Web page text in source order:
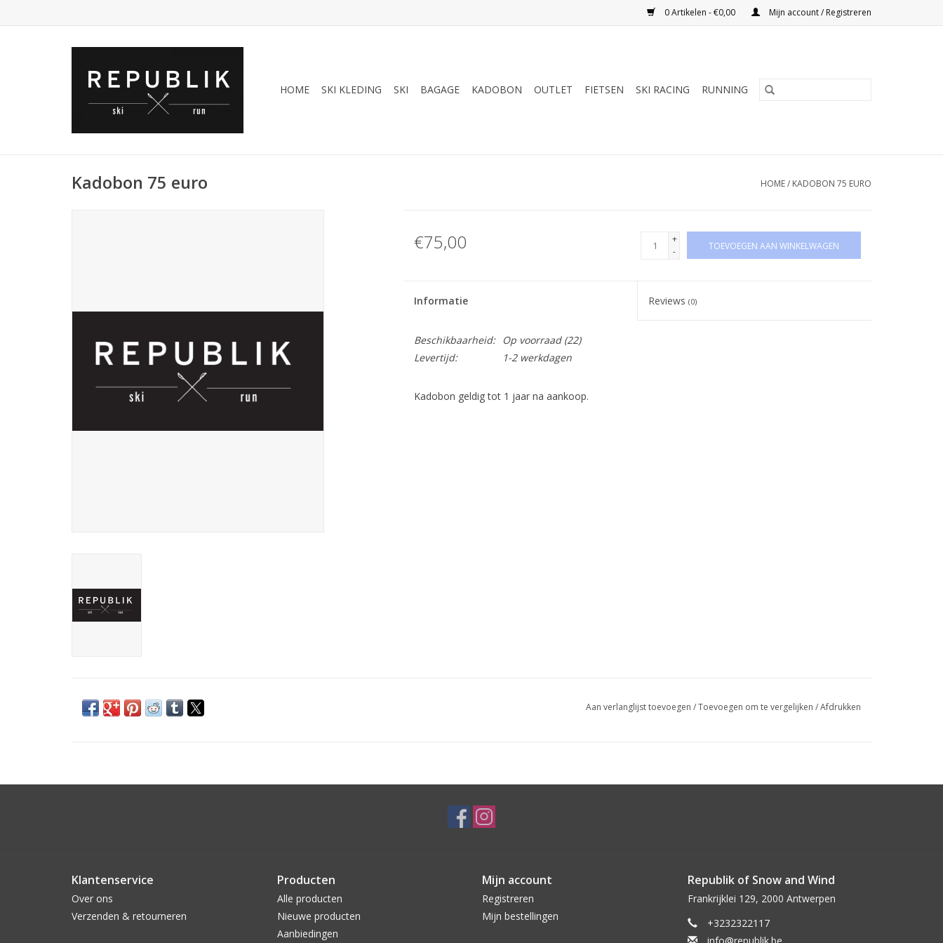
0 Artikelen - €0,00 Mijn account / Registreren
HOME SKI KLEDING SKI BAGAGE KADOBON OUTLET FIETSEN SKI RACING RUNNING
Kadobon 75 euro HOME/ KADOBON 75 EURO
€75,00
+
-
TOEVOEGEN AAN WINKELWAGEN
Informatie Reviews(0)
Beschikbaarheid: Op voorraad(22)
Levertijd:
1-2 werkdagen
Kadobon geldig tot 1 jaar na aankoop.
Aan verlanglijst toevoegen /Toevoegen om te vergelijken /Afdrukken
Klantenservice
Over ons
Verzenden & retourneren
Producten
Alle producten
Nieuwe producten
Aanbiedingen
Mijn account
Registreren
Mijn bestellingen
Republik of Snow and Wind
Frankrijklei 129, 2000 Antwerpen
+3232322117
info@republik.be